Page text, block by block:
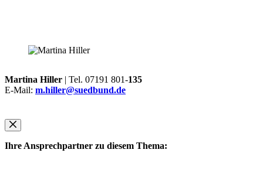
Martina Hiller | Tel. 07191 801-135
E-Mail: m.hiller@suedbund.de
Ihre Ansprechpartner zu diesem Thema: